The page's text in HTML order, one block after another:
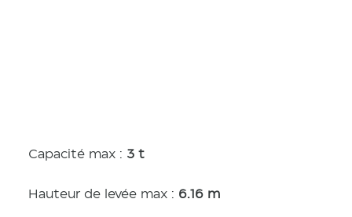
Capacité max : 3 t
Hauteur de levée max : 6.16 m